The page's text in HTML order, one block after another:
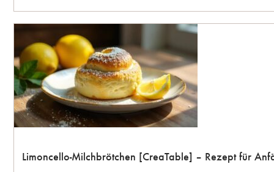
Limoncello-Milchbrötchen [CreaTable] – Rezept für